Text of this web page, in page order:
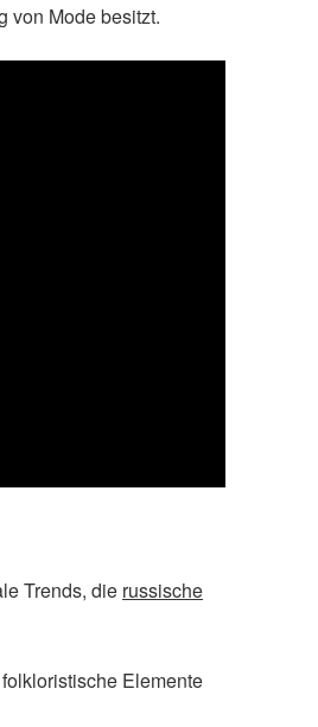
von Mode besitzt.
Trends, die russische
Elemente